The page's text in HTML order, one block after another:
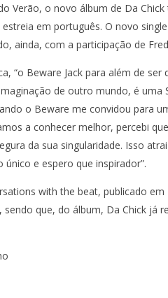
Verão, o novo álbum de Da
estreia em português. O novo
ainda, com a participação de
“o Beware Jack para além de
de outro mundo, é uma
o Beware me convidou para
a conhecer melhor, percebi
da sua singularidade. Isso
e espero que inspirador”.
with the beat, publicado
que, do álbum, Da Chick já